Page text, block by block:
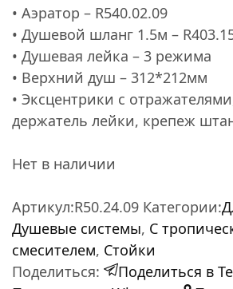
• Аэратор – R540.02.09
• Душевой шланг 1.5м –
• Душевая лейка – 3 режима
• Верхний душ – 312*212мм
• Эксцентрики с
держатель лейки, крепеж
Нет в наличии
Артикул:R50.24.09 Категории:
Душевые системы, С
смесителем, Стойки
Поделиться:
Поделиться в